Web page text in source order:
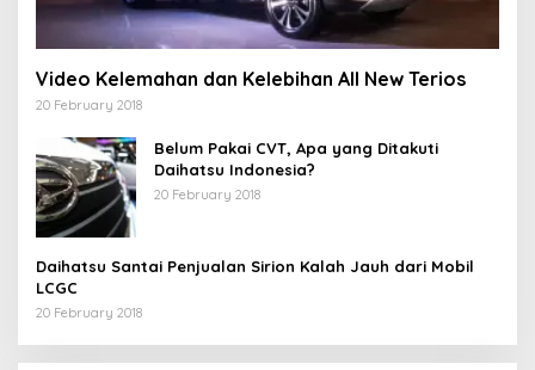
Video Kelemahan dan Kelebihan All New Terios
20 February 2018
Belum Pakai CVT, Apa yang Ditakuti
Daihatsu Indonesia?
20 February 2018
Daihatsu Santai Penjualan Sirion Kalah Jauh dari Mobil
LCGC
20 February 2018